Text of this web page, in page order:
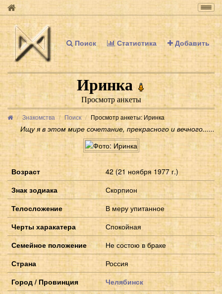
Поиск Статистика Добавить
Иринка
Просмотр анкеты
Знакомства Поиск Просмотр анкеты: Иринка
Ищу я в этом мире сочетание, прекрасного и вечного......
Возраст
42 (21 ноября 1977 г.)
Знак зодиака
Скорпион
Телосложение
В меру упитанное
Черты харакатера
Спокойная
Семейное положение
Не состою в браке
Страна
Россия
Город / Провинция
Челябинск